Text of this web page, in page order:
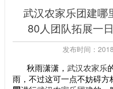
武汉农家乐团建哪
80人团队拓展一
发布时间：
秋雨潇潇， 武汉农家乐
雨，不过这可一点不妨碍方